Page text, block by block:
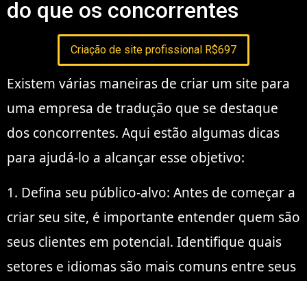
do que os concorrentes
Criação de site profissional R$697
Existem várias maneiras de criar um site para
uma empresa de tradução que se destaque
dos concorrentes. Aqui estão algumas dicas
para ajudá-lo a alcançar esse objetivo:
1. Defina seu público-alvo: Antes de começar a
criar seu site, é importante entender quem são
seus clientes em potencial. Identifique quais
setores e idiomas são mais comuns entre seus